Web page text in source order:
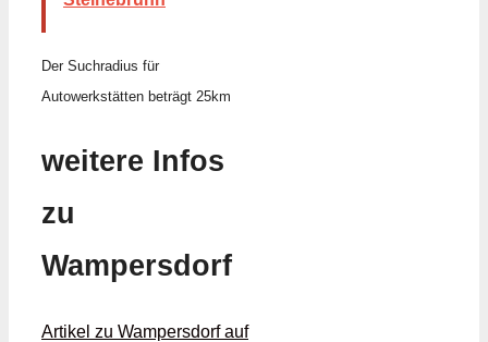
Der Suchradius für
Autowerkstätten beträgt 25km
weitere Infos
zu
Wampersdorf
Artikel zu Wampersdorf auf